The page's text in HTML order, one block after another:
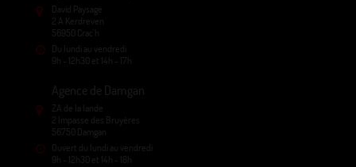
David Paysage
2 A Kerdreven
56950 Crac'h
Du lundi au vendredi
9h - 12h30 et 14h - 17h
Agence de Damgan
ZA de la lande
2 Impasse des Bruyères
56750 Damgan
Ouvert du lundi au vendredi
9h - 12h30 et 14h - 18h